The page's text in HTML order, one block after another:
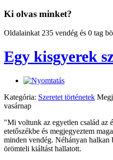
Ki olvas minket?
Oldalainkat 235 vendég és 0 tag
Egy kisgyerek
Kategória: Szeretet történetek
vasárnap
"Mi voltunk az egyetlen család az
etetőszékbe és megjegyeztem
minden vendég. Néhányan
örömteli kiáltást hallatott.